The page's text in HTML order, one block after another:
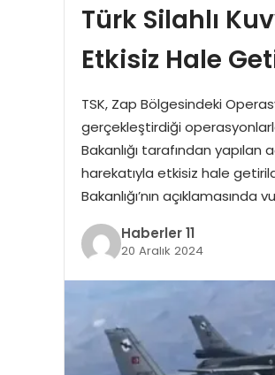
Türk Silahlı
Etkisiz Hale
TSK, Zap Bölgesindeki
gerçekleştirdiği
Bakanlığı tarafından
harekatıyla etkisiz hale
Bakanlığı’nın
Haberler 11
20 Aralık 2024